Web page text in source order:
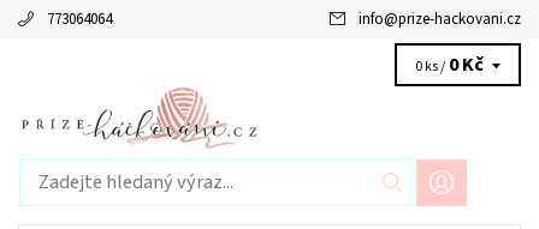
773064064 info@prize-hackovani.cz
0 ks / 0 Kč